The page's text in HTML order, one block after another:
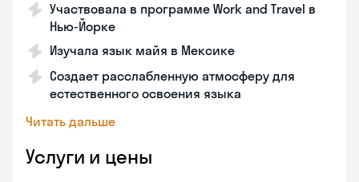
Участвовала в программе Work and Travel в
Нью-Йорке
Изучала язык майя в Мексике
Создает расслабленную атмосферу для
естественного освоения языка
Читать дальше
Услуги и цены